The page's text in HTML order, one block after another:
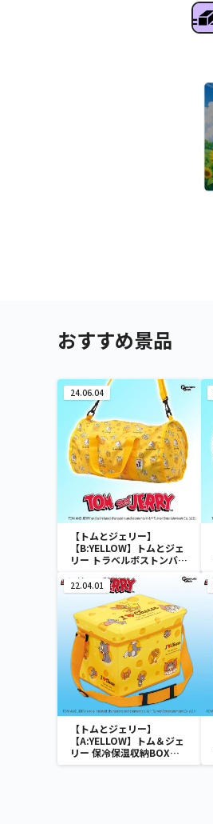
おすすめ景品
24.06.04
【トムとジェリー】
【B:YELLOW】トムとジェ
リー トラベルボストンバッ
22.04.01
【トムとジェリー】
【A:YELLOW】トム＆ジェ
リー 保冷保温収納BOXチ
ェア